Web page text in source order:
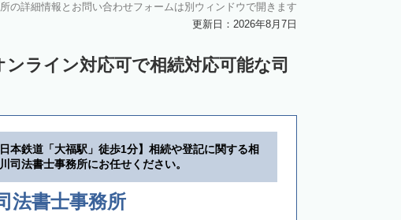
の詳細情報とお問い合わせフォームは別ウィンドウで開きます
更新日：2026年8月7日
ライン対応可で相続対応可能な司
日本鉄道「大福駅」徒歩1分】相続や登記に関する相
司法書士事務所にお任せください。
法書士事務所